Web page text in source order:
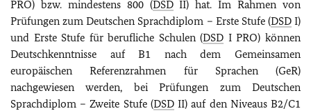
PRO) bzw. mindestens 800 (DSDII) hat. Im Rahmen von
Prüfungen zum Deutschen Sprachdiplom – Erste Stufe (DSDI)
und Erste Stufe für berufliche Schulen (DSD I PRO) können
Deutschkenntnisse auf B1 nach dem Gemeinsamen
europäischen Referenzrahmen für Sprachen (GeR)
nachgewiesen werden, bei Prüfungen zum Deutschen
Sprachdiplom – Zweite Stufe (DSDII) auf den Niveaus B2/C1